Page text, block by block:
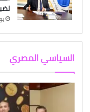
السياسي المصري